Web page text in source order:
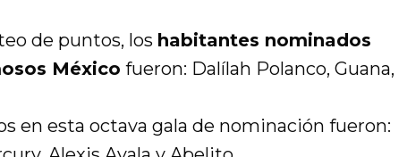
de puntos, los habitantes nominados
México fueron: Dalílah Polanco, Guana,
en esta octava gala de nominación fueron: